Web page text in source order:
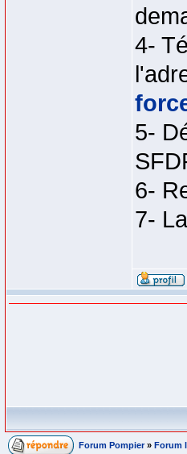
4-
5-
6-
7-
Forum Pompier » Forum